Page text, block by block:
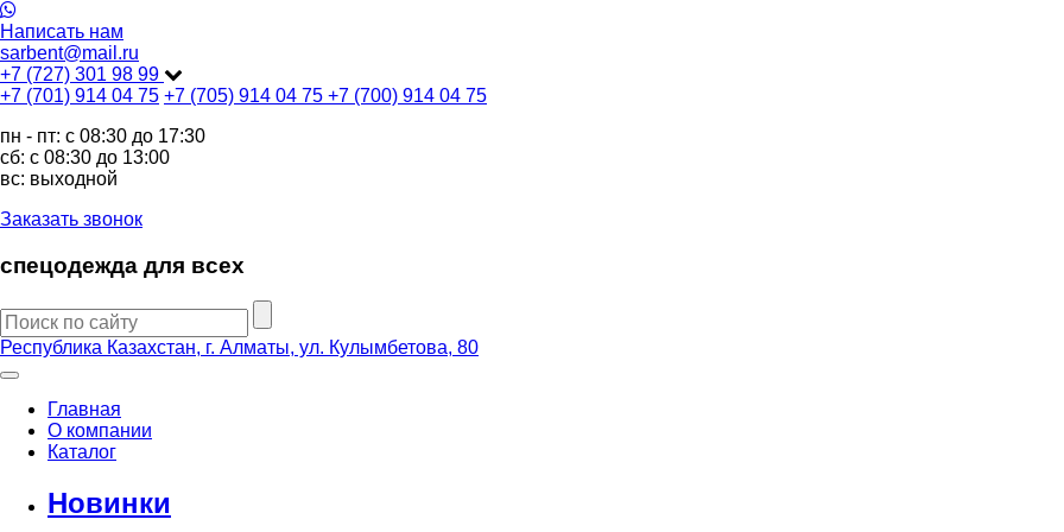
Написать нам
sarbent@mail.ru
+7 (727) 301 98 99
+7 (701) 914 04 75 +7 (705) 914 04 75 +7 (700) 914 04 75
пн - пт: c 08:30 до 17:30
сб: c 08:30 до 13:00
вс: выходной
Заказать звонок
спецодежда для всех
Республика Казахстан, г. Алматы, ул. Кулымбетова, 80
Главная
О компании
Каталог
Новинки